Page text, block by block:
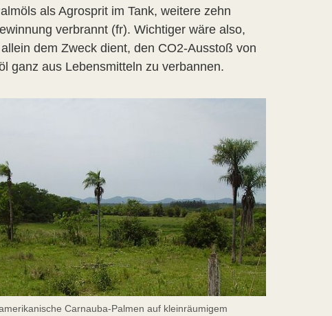
als Agrosprit im Tank, weitere zehn
verbrannt (fr). Wichtiger wäre also,
dem Zweck dient, den CO2-Ausstoß von
ganz aus Lebensmitteln zu verbannen.
Carnauba-Palmen auf kleinräumigem